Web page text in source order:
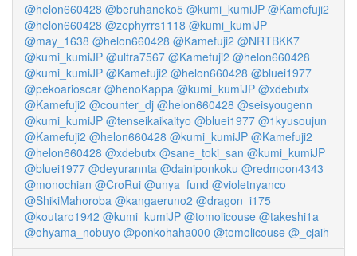
@helon660428 @beruhaneko5 @kumi_kumiJP @Kamefuji2
@helon660428 @zephyrrs1118 @kumi_kumiJP
@may_1638 @helon660428 @Kamefuji2 @NRTBKK7
@kumi_kumiJP @ultra7567 @Kamefuji2 @helon660428
@kumi_kumiJP @Kamefuji2 @helon660428 @bluei1977
@pekoarioscar @henoKappa @kumi_kumiJP @xdebutx
@Kamefuji2 @counter_dj @helon660428 @seisyougenn
@kumi_kumiJP @tenseikaikaityo @bluei1977 @1kyusoujun
@Kamefuji2 @helon660428 @kumi_kumiJP @Kamefuji2
@helon660428 @xdebutx @sane_toki_san @kumi_kumiJP
@bluei1977 @deyurannta @dainiponkoku @redmoon4343
@monochian @CroRui @unya_fund @violetnyanco
@ShikiMahoroba @kangaeruno2 @dragon_i175
@koutaro1942 @kumi_kumiJP @tomolicouse @takeshi1a
@ohyama_nobuyo @ponkohaha000 @tomolicouse @_cjaih